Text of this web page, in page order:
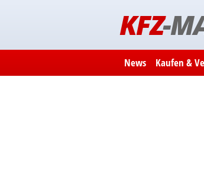
KFZ-
News Kaufen &